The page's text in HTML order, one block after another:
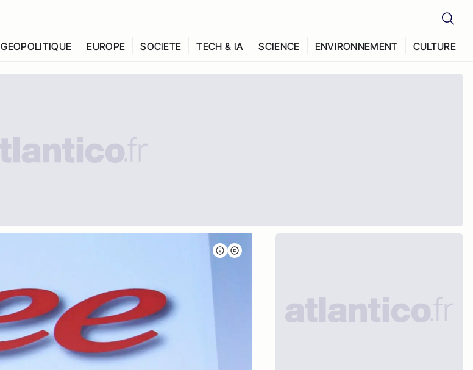
GEOPOLITIQUE EUROPE SOCIETE TECH & IA SCIENCE ENVIRONNEMENT CULTURE